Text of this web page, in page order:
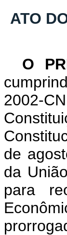
ATO
O
2002-
de
da
para